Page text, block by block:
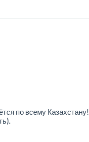
по всему Казахстану!